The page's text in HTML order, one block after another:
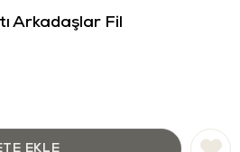
Arkadaşlar Fil